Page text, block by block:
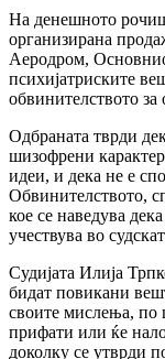
На денешното
организирана
Аеродром,
психијатриските
обвинителството
Одбраната тврди
шизофрени
идеи, и дека не е
Обвинителството,
кое се наведува
учествува во
Судијата Илија
бидат повикани
своите мислења, по
прифати или ќе
доколку се утврди